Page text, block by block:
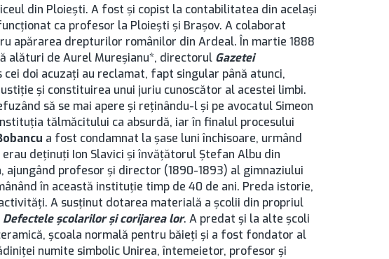
din Ploiești. A fost și copist la contabilitatea din același
ca profesor la Ploieşti şi Brașov. A colaborat
apărarea drepturilor românilor din Ardeal. În martie 1888
alături de Aurel Mureşianu*, directorul Gazetei
cei doi acuzaţi au reclamat, fapt singular până atunci,
şi constituirea unui juriu cunoscător al acestei limbi.
să se mai apere şi reţinându-l şi pe avocatul Simeon
tălmăcitului ca absurdă, iar în finalul procesului
a fost condamnat la şase luni închisoare, urmând
deţinuţi Ion Slavici şi învăţătorul Ştefan Albu din
ajungând profesor și director (1890-1893) al gimnaziului
în această instituţie timp de 40 de ani. Preda istorie,
A susținut dotarea materială a școlii din propriul
Defectele şcolarilor şi corijarea lor. A predat și la alte școli
școala normală pentru băieți și a fost fondator al
numite simbolic Unirea, întemeietor, profesor și